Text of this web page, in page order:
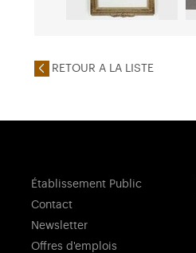
RETOUR A LA LISTE
Établissement Public
Contact
Newsletter
Offres d'emplois